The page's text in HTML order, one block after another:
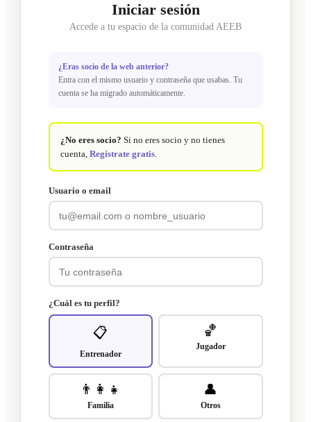
Iniciar sesión
Accede a tu espacio de la comunidad AEEB
¿Eras socio de la web anterior?
Entra con el mismo usuario y contraseña que usabas. Tu
cuenta se ha migrado automáticamente.
¿No eres socio? Si no eres socio y no tienes
cuenta, Regístrate gratis
Usuario o email
Contraseña
¿Cuál es tu perfil?
📋
Entrenador
🏀
Jugador
👨‍👩‍👧
Familia
👤
Otros